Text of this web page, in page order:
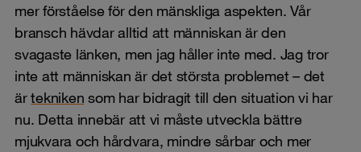
mer förståelse för den mänskliga aspekten. Vår
bransch hävdar alltid att människan är den
svagaste länken, men jag håller inte med. Jag tror
inte att människan är det största problemet – det
ärtekniken som har bidragit till den situation vi har
nu. Detta innebär att vi måste utveckla bättre
mjukvara och hårdvara, mindre sårbar och mer